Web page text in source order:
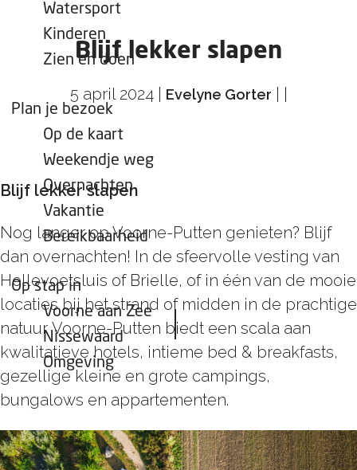
Watersport
Kinderen
Zien en doen
Plan je bezoek
Op de kaart
Weekendje weg
Overnachten
Vakantie
Bereikbaarheid
Op stap in
Voorne aan Zee
Nissewaard
Omgeving
Blijf lekker slapen
5 april 2024 Evelyne Gorter
Blijf lekker slapen
Nog langer op Voorne-Putten genieten? Blijf
dan overnachten! In de sfeervolle vesting van
Hellevoetsluis of Brielle, of in één van de mooie
locaties bij het strand of midden in de prachtige
natuur. Voorne-Putten biedt een scala aan
kwalitatieve hotels, intieme bed & breakfasts,
gezellige kleine en grote campings,
bungalows en appartementen.